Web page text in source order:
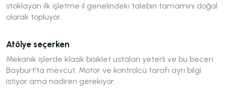
stoklayan ilk işletme il genelindeki talebin tamamını doğal
olarak topluyor.
Atölye seçerken
Mekanik işlerde klasik bisiklet ustaları yeterli ve bu beceri
Bayburt'ta mevcut. Motor ve kontrolcü tarafı ayrı bilgi
istiyor ama nadiren gerekiyor.